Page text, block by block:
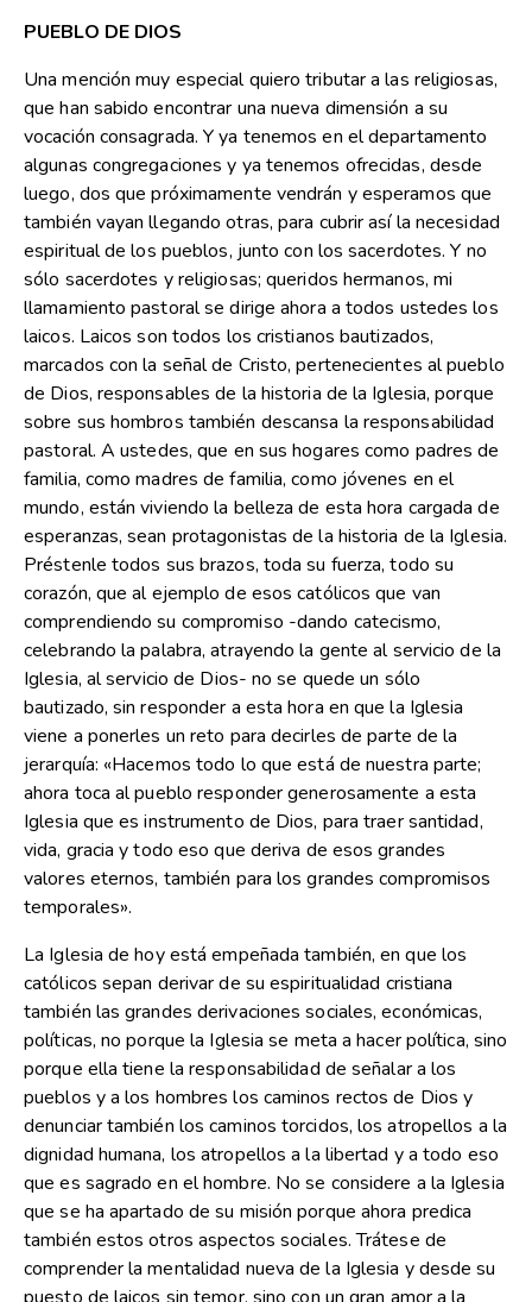
PUEBLO DE DIOS
Una mención muy especial quiero tributar a las religiosas,
que han sabido encontrar una nueva dimensión a su
vocación consagrada. Y ya tenemos en el departamento
algunas congregaciones y ya tenemos ofrecidas, desde
luego, dos que próximamente vendrán y esperamos que
también vayan llegando otras, para cubrir así la necesidad
espiritual de los pueblos, junto con los sacerdotes. Y no
sólo sacerdotes y religiosas; queridos hermanos, mi
llamamiento pastoral se dirige ahora a todos ustedes los
laicos. Laicos son todos los cristianos bautizados,
marcados con la señal de Cristo, pertenecientes al pueblo
de Dios, responsables de la historia de la Iglesia, porque
sobre sus hombros también descansa la responsabilidad
pastoral. A ustedes, que en sus hogares como padres de
familia, como madres de familia, como jóvenes en el
mundo, están viviendo la belleza de esta hora cargada de
esperanzas, sean protagonistas de la historia de la Iglesia.
Préstenle todos sus brazos, toda su fuerza, todo su
corazón, que al ejemplo de esos católicos que van
comprendiendo su compromiso -dando catecismo,
celebrando la palabra, atrayendo la gente al servicio de la
Iglesia, al servicio de Dios- no se quede un sólo
bautizado, sin responder a esta hora en que la Iglesia
viene a ponerles un reto para decirles de parte de la
jerarquía: «Hacemos todo lo que está de nuestra parte;
ahora toca al pueblo responder generosamente a esta
Iglesia que es instrumento de Dios, para traer santidad,
vida, gracia y todo eso que deriva de esos grandes
valores eternos, también para los grandes compromisos
temporales».
La Iglesia de hoy está empeñada también, en que los
católicos sepan derivar de su espiritualidad cristiana
también las grandes derivaciones sociales, económicas,
políticas, no porque la Iglesia se meta a hacer política, sino
porque ella tiene la responsabilidad de señalar a los
pueblos y a los hombres los caminos rectos de Dios y
denunciar también los caminos torcidos, los atropellos a la
dignidad humana, los atropellos a la libertad y a todo eso
que es sagrado en el hombre. No se considere a la Iglesia
que se ha apartado de su misión porque ahora predica
también estos otros aspectos sociales. Trátese de
comprender la mentalidad nueva de la Iglesia y desde su